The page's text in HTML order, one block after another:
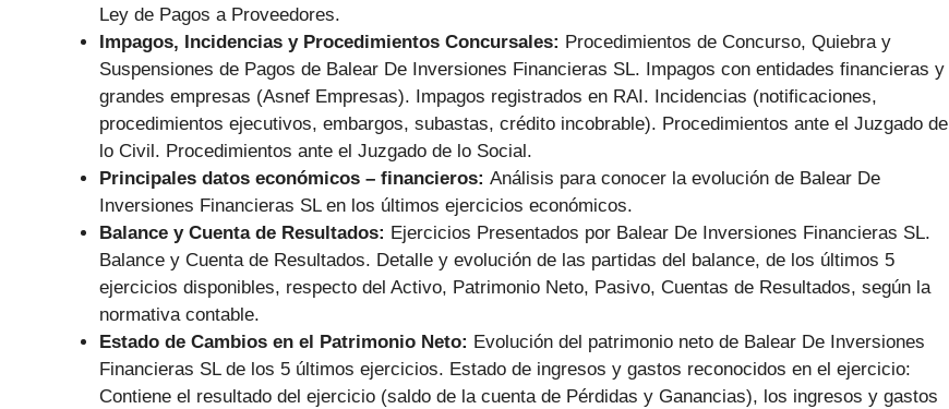
Ley de Pagos a Proveedores.
Impagos, Incidencias y Procedimientos Concursales: Procedimientos de Concurso, Quiebra y
Suspensiones de Pagos de Balear De Inversiones Financieras SL. Impagos con entidades financieras y
grandes empresas (Asnef Empresas). Impagos registrados en RAI. Incidencias (notificaciones,
procedimientos ejecutivos, embargos, subastas, crédito incobrable). Procedimientos ante el Juzgado de
lo Civil. Procedimientos ante el Juzgado de lo Social.
Principales datos económicos – financieros: Análisis para conocer la evolución de Balear De
Inversiones Financieras SL en los últimos ejercicios económicos.
Balance y Cuenta de Resultados: Ejercicios Presentados por Balear De Inversiones Financieras SL.
Balance y Cuenta de Resultados. Detalle y evolución de las partidas del balance, de los últimos 5
ejercicios disponibles, respecto del Activo, Patrimonio Neto, Pasivo, Cuentas de Resultados, según la
normativa contable.
Estado de Cambios en el Patrimonio Neto: Evolución del patrimonio neto de Balear De Inversiones
Financieras SL de los 5 últimos ejercicios. Estado de ingresos y gastos reconocidos en el ejercicio:
Contiene el resultado del ejercicio (saldo de la cuenta de Pérdidas y Ganancias), los ingresos y gastos